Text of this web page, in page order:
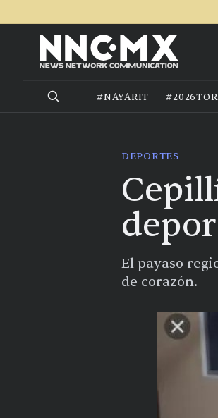
#NAYARIT
DEPORTES
El payaso
de corazón.